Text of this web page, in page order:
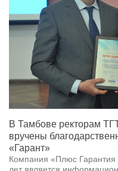
В Тамбове ректорам
вручены
«Гарант»
Компания «Плюс